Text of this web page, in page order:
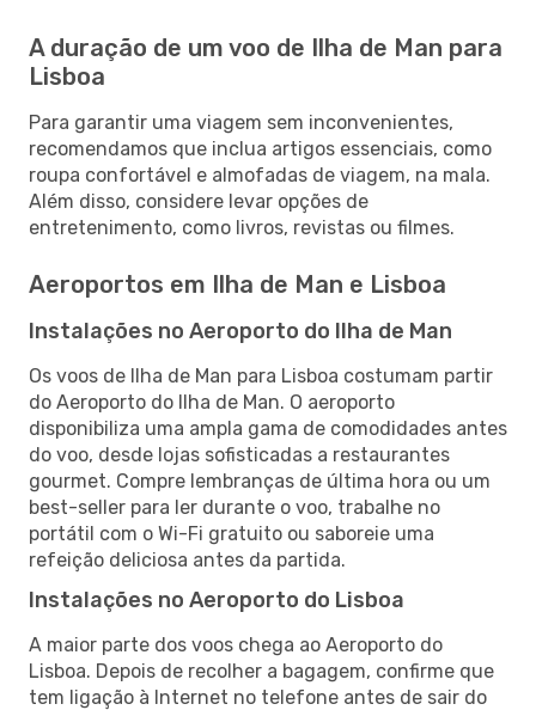
A duração de um voo de Ilha de Man para
Lisboa
Para garantir uma viagem sem inconvenientes,
recomendamos que inclua artigos essenciais, como
roupa confortável e almofadas de viagem, na mala.
Além disso, considere levar opções de
entretenimento, como livros, revistas ou filmes.
Aeroportos em Ilha de Man e Lisboa
Instalações no Aeroporto do Ilha de Man
Os voos de Ilha de Man para Lisboa costumam partir
do Aeroporto do Ilha de Man. O aeroporto
disponibiliza uma ampla gama de comodidades antes
do voo, desde lojas sofisticadas a restaurantes
gourmet. Compre lembranças de última hora ou um
best-seller para ler durante o voo, trabalhe no
portátil com o Wi-Fi gratuito ou saboreie uma
refeição deliciosa antes da partida.
Instalações no Aeroporto do Lisboa
A maior parte dos voos chega ao Aeroporto do
Lisboa. Depois de recolher a bagagem, confirme que
tem ligação à Internet no telefone antes de sair do